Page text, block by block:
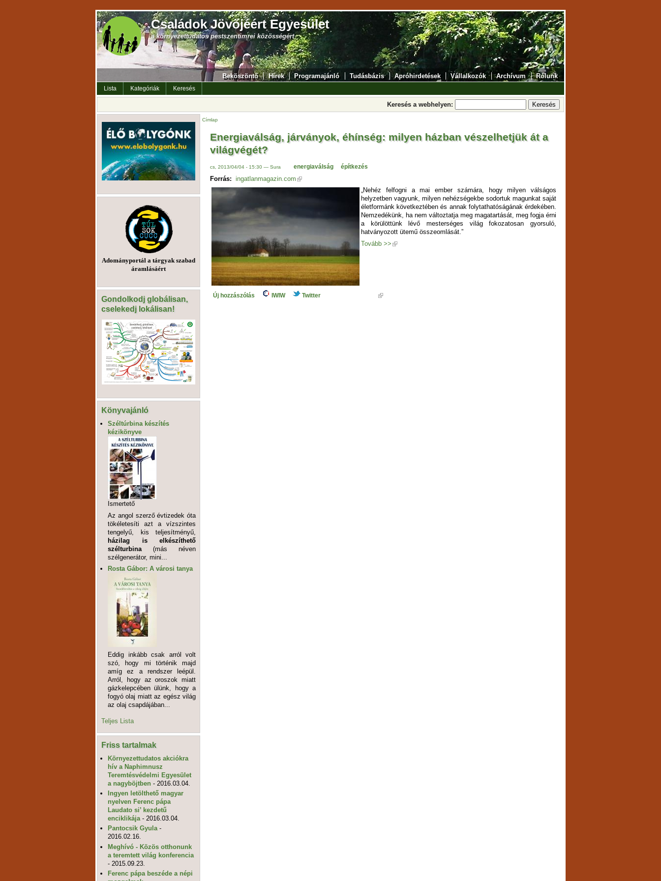
Családok Jövőjéért Egyesület
a környezettudatos pestszentimrei közösségért
Beköszöntő Hírek Programajánló Tudásbázis Apróhirdetések Vállalkozók Archívum Rólunk
Lista Kategóriák Keresés
Keresés a webhelyen:
Adományportál a tárgyak szabad
áramlásáért
Gondolkodj globálisan,
cselekedj lokálisan!
Könyvajánló
Széltúrbina készítés
kézikönyve
Ismertető
Az angol szerző évtizedek óta
tökéletesíti azt a vízszintes
tengelyű, kis teljesítményű,
házilag is elkészíthető
szélturbina (más néven
szélgenerátor, mini...
Rosta Gábor: A városi tanya
Eddig inkább csak arról volt
szó, hogy mi történik majd
amíg ez a rendszer leépül.
Arról, hogy az oroszok miatt
gázkelepcében ülünk, hogy a
fogyó olaj miatt az egész világ
az olaj csapdájában...
Teljes Lista
Friss tartalmak
Környezettudatos akciókra
hív a Naphimnusz
Teremtésvédelmi Egyesület
a nagyböjtben - 2016.03.04.
Ingyen letölthető magyar
nyelven Ferenc pápa
Laudato si’ kezdetű
enciklikája - 2016.03.04.
Pantocsik Gyula -
2016.02.16.
Meghívó - Közös otthonunk
a teremtett világ konferencia
- 2015.09.23.
Ferenc pápa beszéde a népi
Címlap
Energiaválság, járványok, éhínség: milyen házban vészelhetjük át a
világvégét?
cs, 2013/04/04 - 15:30 — Sura energiaválság építkezés
Forrás: ingatlanmagazin.com
„Nehéz felfogni a mai ember számára, hogy milyen válságos
helyzetben vagyunk, milyen nehézségekbe sodortuk magunkat saját
életformánk következtében és annak folytathatóságának érdekében.
Nemzedékünk, ha nem változtatja meg magatartását, meg fogja érni
a körülöttünk lévő mesterséges világ fokozatosan gyorsuló,
hatványozott ütemű összeomlását.”
Tovább >>
Új hozzászólás IWIW Twitter